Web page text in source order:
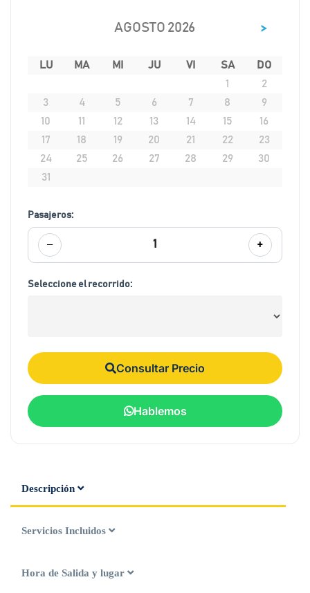
AGOSTO 2026 >
LU MA MI JU VI SA
DO
1
2
3
4 5 6 7 8
9
10
11 12 13 14 15
16
17
18 19 20 21 22
23
24
25 26 27 28 29
30
31
Pasajeros:
− 1 +
Seleccione el recorrido:
Consultar Precio
Hablemos
Descripción
Servicios Incluidos
Hora de Salida y lugar